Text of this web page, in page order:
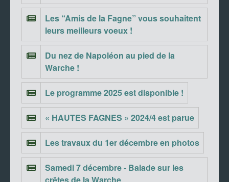
Les “Amis de la Fagne” vous souhaitent
leurs meilleurs voeux !
Du nez de Napoléon au pied de la
Warche !
Le programme 2025 est disponible !
« HAUTES FAGNES » 2024/4 est parue
Les travaux du 1er décembre en photos
Samedi 7 décembre - Balade sur les